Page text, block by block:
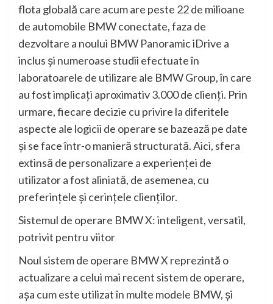
flota globală care acum are peste 22 de milioane
de automobile BMW conectate, faza de
dezvoltare a noului BMW Panoramic iDrive a
inclus şi numeroase studii efectuate în
laboratoarele de utilizare ale BMW Group, în care
au fost implicaţi aproximativ 3.000 de clienţi. Prin
urmare, fiecare decizie cu privire la diferitele
aspecte ale logicii de operare se bazează pe date
şi se face într-o manieră structurată. Aici, sfera
extinsă de personalizare a experienţei de
utilizator a fost aliniată, de asemenea, cu
preferinţele şi cerinţele clienţilor.
Sistemul de operare BMW X: inteligent, versatil,
potrivit pentru viitor
Noul sistem de operare BMW X reprezintă o
actualizare a celui mai recent sistem de operare,
aşa cum este utilizat în multe modele BMW, şi